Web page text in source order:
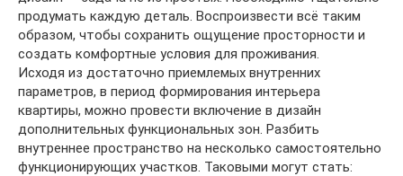
продумать каждую деталь. Воспроизвести всё таким
образом, чтобы сохранить ощущение просторности и
создать комфортные условия для проживания.
Исходя из достаточно приемлемых внутренних
параметров, в период формирования интерьера
квартиры, можно провести включение в дизайн
дополнительных функциональных зон. Разбить
внутреннее пространство на несколько самостоятельно
функционирующих участков. Таковыми могут стать: